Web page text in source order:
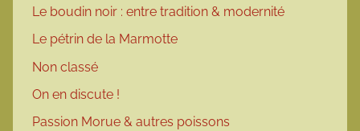
Le boudin noir : entre tradition & modernité
Le pétrin de la Marmotte
Non classé
On en discute !
Passion Morue & autres poissons